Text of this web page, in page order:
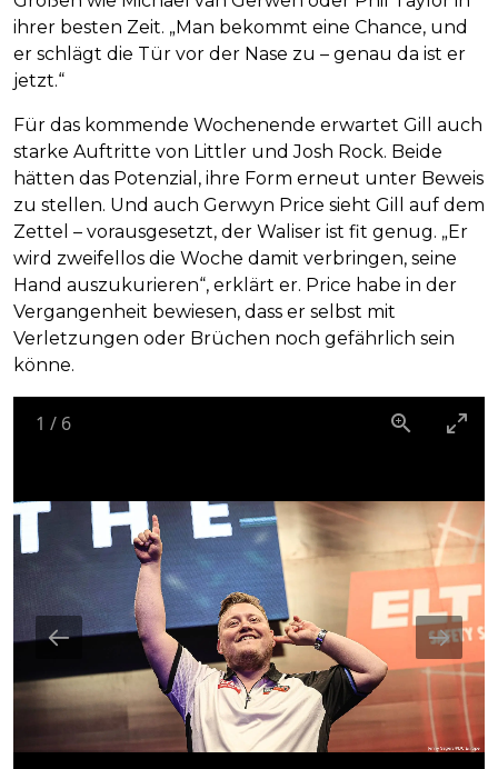
ihrer besten Zeit. „Man bekommt eine Chance, und
er schlägt die Tür vor der Nase zu – genau da ist er
jetzt.“
Für das kommende Wochenende erwartet Gill auch
starke Auftritte von Littler und Josh Rock. Beide
hätten das Potenzial, ihre Form erneut unter Beweis
zu stellen. Und auch Gerwyn Price sieht Gill auf dem
Zettel – vorausgesetzt, der Waliser ist fit genug. „Er
wird zweifellos die Woche damit verbringen, seine
Hand auszukurieren“, erklärt er. Price habe in der
Vergangenheit bewiesen, dass er selbst mit
Verletzungen oder Brüchen noch gefährlich sein
könne.
1 / 6